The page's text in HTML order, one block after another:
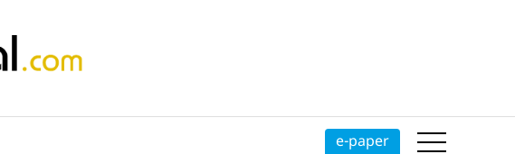
e-paper